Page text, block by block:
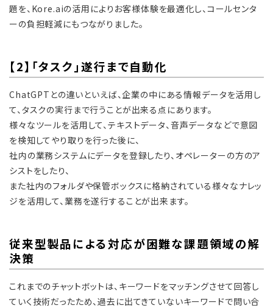
題を、Kore.aiの活用によりお客様体験を最適化し、コールセンタ
ーの負担軽減にもつながりました。
【2】「タスク」遂行まで自動化
ChatGPTとの違いといえば、企業の中にある情報データを活用し
て、タスクの実行まで行うことが出来る点にあります。
様々なツールを活用して、テキストデータ、音声データなどで意図
を検知してやり取りを行った後に、
社内の業務システムにデータを登録したり、オペレーターの方のア
シストをしたり、
また社内のフォルダや保管ボックスに格納されている様々なナレッ
ジを活用して、業務を遂行することが出来ます。
従来型製品による対応が困難な課題領域の解
決策
これまでのチャットボットは、キーワードをマッチングさせて回答し
ていく技術だったため、過去に出てきていないキーワードで問い合